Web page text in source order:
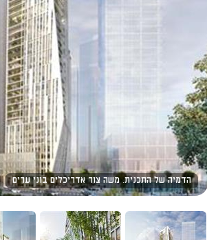
הדמיה של התכנית. משה צור אדריכלים בוני ערים